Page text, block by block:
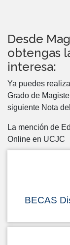
Desde
obtengas
interesa:
Ya puedes
Grado de
siguiente Nota
La mención de
Online en UCJC
BECAS